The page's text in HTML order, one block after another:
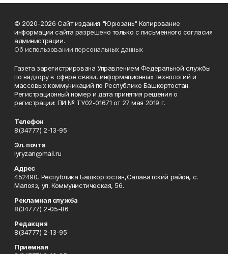
© 2020-2026 Сайт издания "Юрюзань" Копирование
информации сайта разрешено только с письменного согласия
администрации.
Об использовании персональных данных
Газета зарегистрирована Управлением Федеральной службы
по надзору в сфере связи, информационных технологий и
массовых коммуникаций по Республике Башкортостан.
Регистрационный номер и дата принятия решения о
регистрации: ПИ № ТУ02-01671 от 27 мая 2019 г.
Телефон
8(34777) 2-13-95
Эл. почта
iyryzan@mail.ru
Адрес
452490, Республика Башкортостан,Салаватский район, с.
Малояз, ул. Коммунистическая, 56.
Рекламная служба
8(34777) 2-05-86
Редакция
8(34777) 2-13-95
Приемная